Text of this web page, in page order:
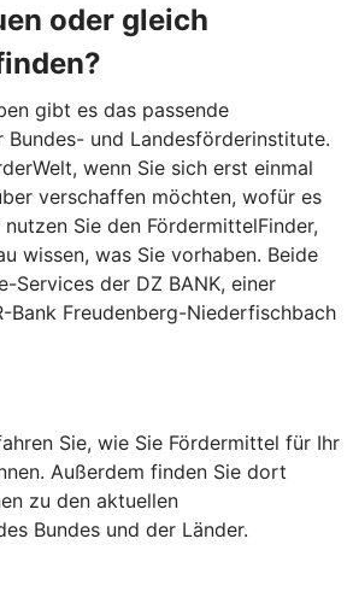
oder gleich
gibt es das passende
Bundes- und Landesförderinstitute.
wenn Sie sich erst einmal
verschaffen möchten, wofür es
Sie den FördermittelFinder,
wissen, was Sie vorhaben. Beide
Services der DZ BANK, einer
Bank Freudenberg-Niederfischbach
Sie, wie Sie Fördermittel für Ihr
Außerdem finden Sie dort
zu den aktuellen
Bundes und der Länder.